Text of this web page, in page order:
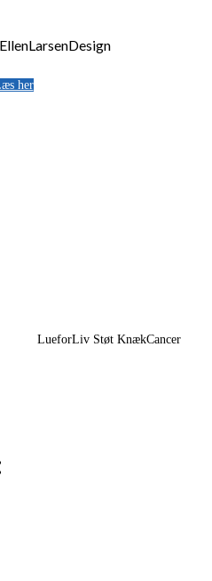
her
LueforLiv Støt KnækCancer